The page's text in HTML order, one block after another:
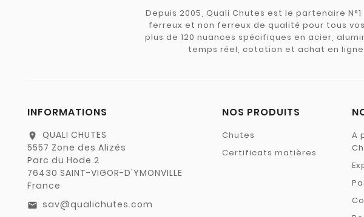
Depuis 2005, Quali Chutes est le partenaire
ferreux et non ferreux de qualité pour tous
plus de 120 nuances spécifiques en acier,
temps réel, cotation et achat en
INFORMATIONS
location_on
QUALI CHUTES
5557 Zone des Alizés
Parc du Hode 2
76430 SAINT-VIGOR-D'YMONVILLE
France
email sav@qualichutes.com
NOS PRODUITS
Chutes
Certificats matières
A